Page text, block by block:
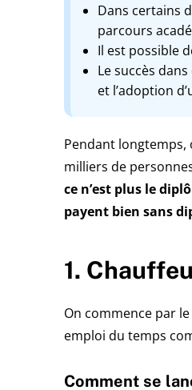
Dans certains
parcours
Il est possible
Le succès
et l’adoption
Pendant longtemps,
milliers de
ce n’est plus le
payent bien sans
1.
On commence par
emploi du temps
Comment se